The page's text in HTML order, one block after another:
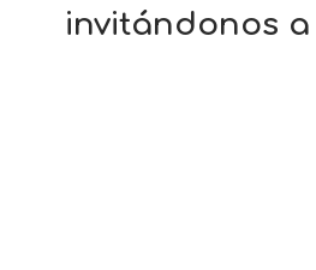
invitándonos